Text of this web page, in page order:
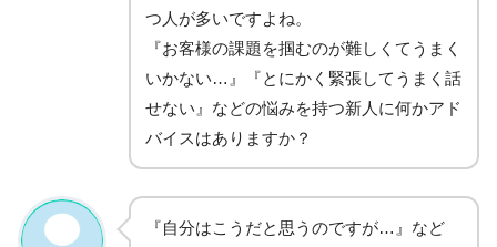
つ人が多いですよね。
『お客様の課題を掴むのが難しくてうまく
いかない…』『とにかく緊張してうまく話
せない』などの悩みを持つ新人に何かアド
バイスはありますか？
『自分はこうだと思うのですが…』など